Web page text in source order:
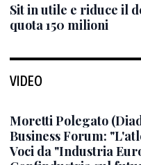
Sit in utile e riduce il
quota 150 milioni
VIDEO
Moretti Polegato
Business Forum:
Voci da "Industria